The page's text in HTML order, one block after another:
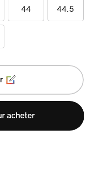
44 44.5
acheter